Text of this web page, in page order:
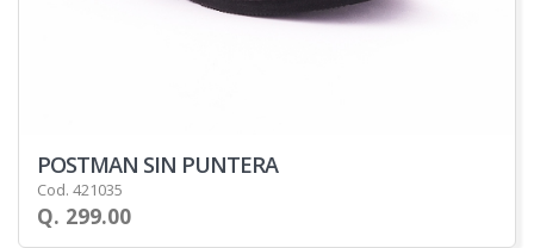
POSTMAN SIN PUNTERA
Cod. 421035
Q. 299.00